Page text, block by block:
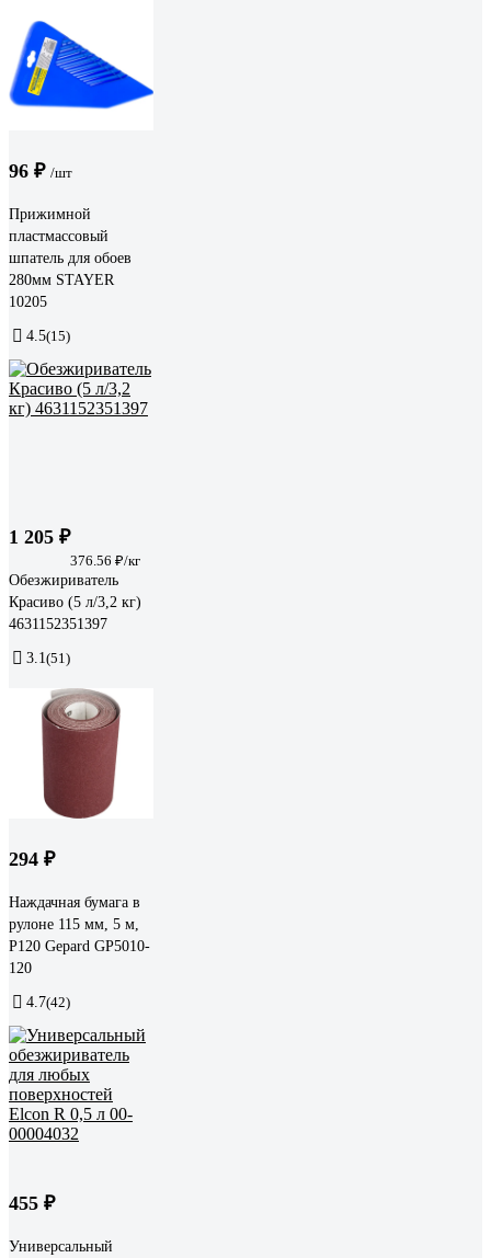
96 ₽ /шт
Прижимной
пластмассовый
шпатель для обоев
280мм STAYER
10205
4.5(15)
1 205 ₽
376.56 ₽/кг
Обезжириватель
Красиво (5 л/3,2 кг)
4631152351397
3.1 (51)
294 ₽
Наждачная бумага в
рулоне 115 мм, 5 м,
Р120 Gepard GP5010-
120
4.7(42)
455 ₽
Универсальный